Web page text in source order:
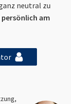
neutral zu
persönlich am